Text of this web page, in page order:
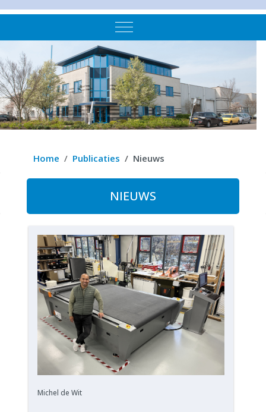
Mobile Menu Toggle
Home Publicaties Nieuws
NIEUWS
Michel de Wit